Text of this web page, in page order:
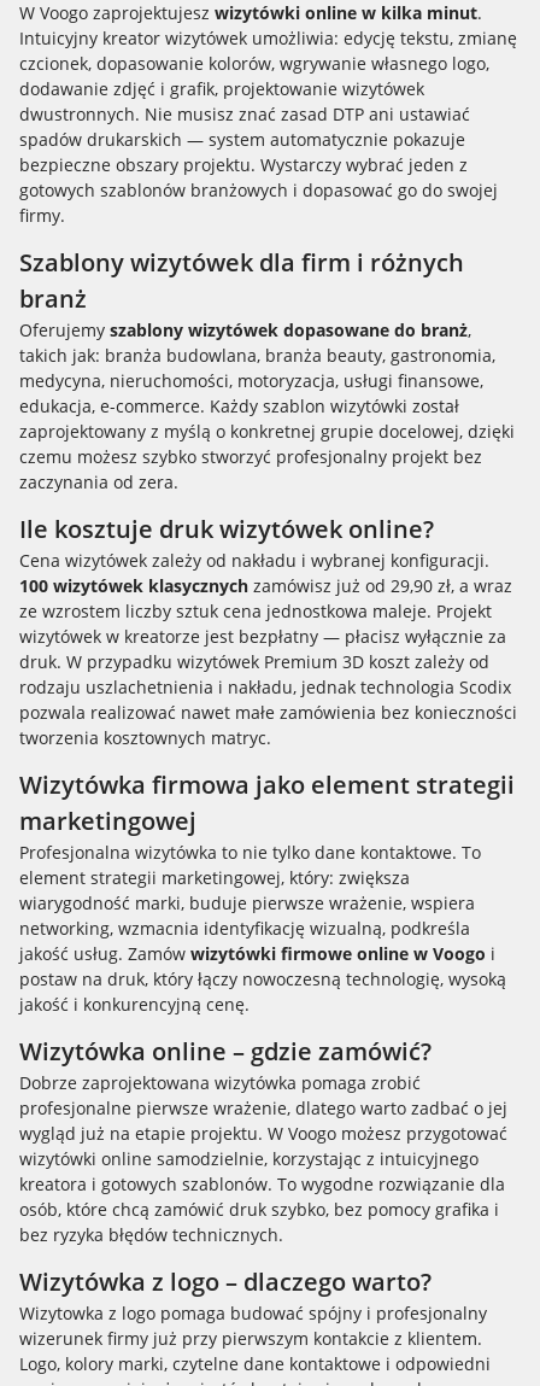
W Voogo zaprojektujesz wizytówki online w kilka minut.
Intuicyjny kreator wizytówek umożliwia: edycję tekstu, zmianę
czcionek, dopasowanie kolorów, wgrywanie własnego logo,
dodawanie zdjęć i grafik, projektowanie wizytówek
dwustronnych. Nie musisz znać zasad DTP ani ustawiać
spadów drukarskich — system automatycznie pokazuje
bezpieczne obszary projektu. Wystarczy wybrać jeden z
gotowych szablonów branżowych i dopasować go do swojej
firmy.
Szablony wizytówek dla firm i różnych
branż
Oferujemy szablony wizytówek dopasowane do branż,
takich jak: branża budowlana, branża beauty, gastronomia,
medycyna, nieruchomości, motoryzacja, usługi finansowe,
edukacja, e-commerce. Każdy szablon wizytówki został
zaprojektowany z myślą o konkretnej grupie docelowej, dzięki
czemu możesz szybko stworzyć profesjonalny projekt bez
zaczynania od zera.
Ile kosztuje druk wizytówek online?
Cena wizytówek zależy od nakładu i wybranej konfiguracji.
100 wizytówek klasycznych zamówisz już od 29,90 zł, a wraz
ze wzrostem liczby sztuk cena jednostkowa maleje. Projekt
wizytówek w kreatorze jest bezpłatny — płacisz wyłącznie za
druk. W przypadku wizytówek Premium 3D koszt zależy od
rodzaju uszlachetnienia i nakładu, jednak technologia Scodix
pozwala realizować nawet małe zamówienia bez konieczności
tworzenia kosztownych matryc.
Wizytówka firmowa jako element strategii
marketingowej
Profesjonalna wizytówka to nie tylko dane kontaktowe. To
element strategii marketingowej, który: zwiększa
wiarygodność marki, buduje pierwsze wrażenie, wspiera
networking, wzmacnia identyfikację wizualną, podkreśla
jakość usług. Zamów wizytówki firmowe online w Voogo i
postaw na druk, który łączy nowoczesną technologię, wysoką
jakość i konkurencyjną cenę.
Wizytówka online – gdzie zamówić?
Dobrze zaprojektowana wizytówka pomaga zrobić
profesjonalne pierwsze wrażenie, dlatego warto zadbać o jej
wygląd już na etapie projektu. W Voogo możesz przygotować
wizytówki online samodzielnie, korzystając z intuicyjnego
kreatora i gotowych szablonów. To wygodne rozwiązanie dla
osób, które chcą zamówić druk szybko, bez pomocy grafika i
bez ryzyka błędów technicznych.
Wizytówka z logo – dlaczego warto?
Wizytowka z logo pomaga budować spójny i profesjonalny
wizerunek firmy już przy pierwszym kontakcie z klientem.
Logo, kolory marki, czytelne dane kontaktowe i odpowiedni